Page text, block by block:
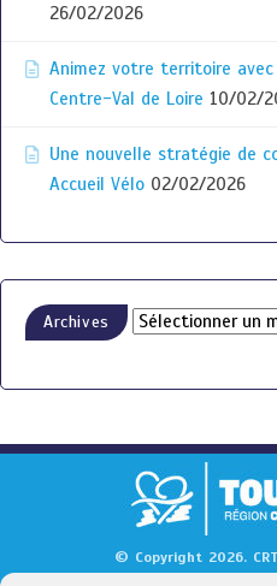
26/02/2026
Animez votre territoire
Centre-Val de Loire 10/02/
Une nouvelle stratégie de
Accueil Vélo 02/02/2026
Archives
© Copyright 2026.